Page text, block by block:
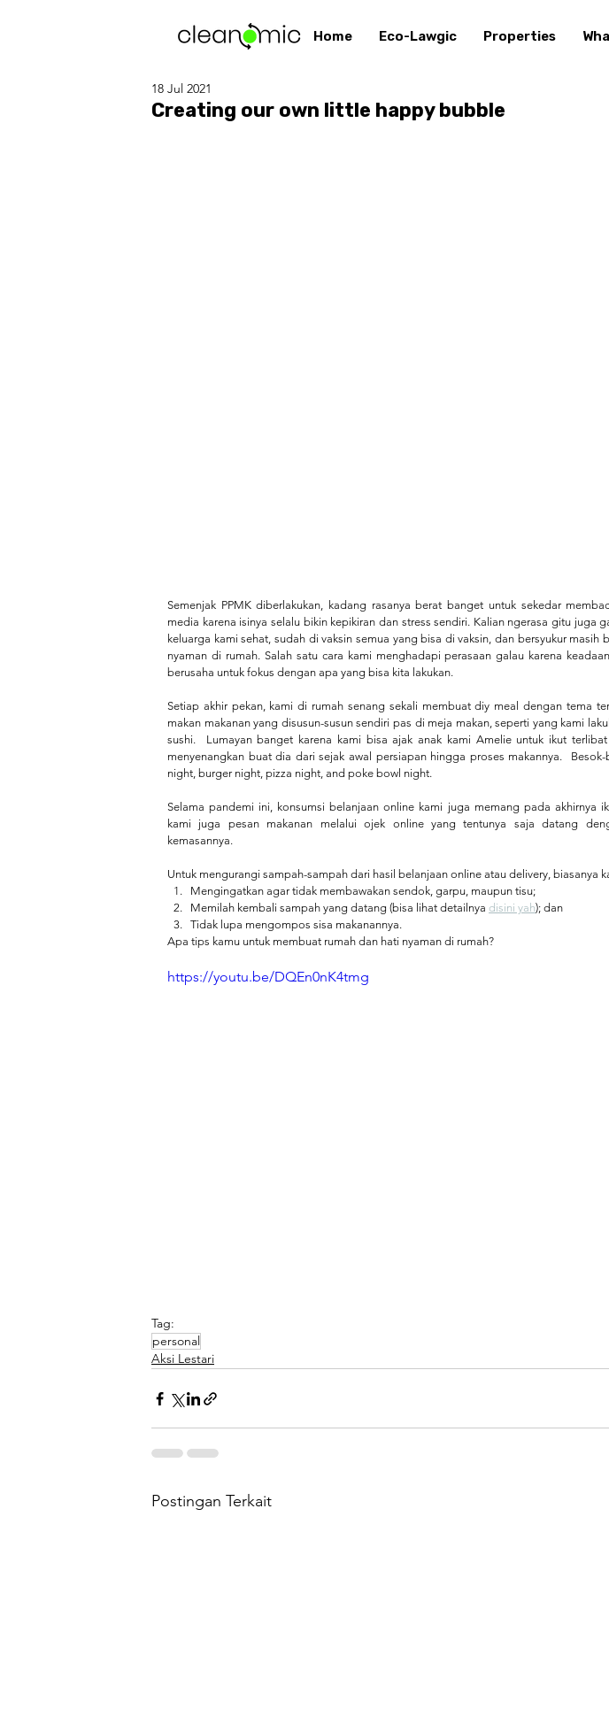
Home Eco-Lawgic Properties
Creating our own little happy bubble
18 Jul 2021
Semenjak PPMK diberlakukan, kadang rasanya berat banget untuk sekedar
media karena isinya selalu bikin kepikiran dan stress sendiri. Kalian ngerasa gitu juga
keluarga kami sehat, sudah di vaksin semua yang bisa di vaksin, dan bersyukur masih
nyaman di rumah. Salah satu cara kami menghadapi perasaan galau karena
berusaha untuk fokus dengan apa yang bisa kita lakukan.
Setiap akhir pekan, kami di rumah senang sekali membuat diy meal dengan tema
makan makanan yang disusun-susun sendiri pas di meja makan, seperti yang kami
sushi.  Lumayan banget karena kami bisa ajak anak kami Amelie untuk ikut
menyenangkan buat dia dari sejak awal persiapan hingga proses makannya.
night, burger night, pizza night, and poke bowl night.
Selama pandemi ini, konsumsi belanjaan online kami juga memang pada akhirnya
kami juga pesan makanan melalui ojek online yang tentunya saja datang
kemasannya.
Untuk mengurangi sampah-sampah dari hasil belanjaan online atau delivery, biasanya
Mengingatkan agar tidak membawakan sendok, garpu, maupun tisu;
Memilah kembali sampah yang datang (bisa lihat detailnya disini yah); dan
Tidak lupa mengompos sisa makanannya.
Apa tips kamu untuk membuat rumah dan hati nyaman di rumah?
https://youtu.be/DQEn0nK4tmg
Tag:
personal
Aksi Lestari
Postingan Terkait